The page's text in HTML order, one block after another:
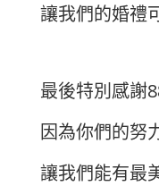
讓我們的婚禮
最後特別感謝
因為你們的努
讓我們能有最